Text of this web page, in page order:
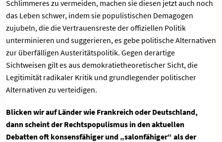
Schlimmeres zu vermeiden, machen sie diesen jetzt auch noch
das Leben schwer, indem sie populistischen Demagogen
zujubeln, die die Vertrauensreste der offiziellen Politik
unterminieren und suggerieren, es gebe politische Alternativen
zur überfälligen Austeritätspolitik. Gegen derartige
Sichtweisen gilt es aus demokratietheoretischer Sicht, die
Legitimität radikaler Kritik und grundlegender politischer
Alternativen zu verteidigen.
Blicken wir auf Länder wie Frankreich oder Deutschland,
dann scheint der Rechtspopulismus in den aktuellen
Debatten oft konsensfähiger und „salonfähiger“ als der